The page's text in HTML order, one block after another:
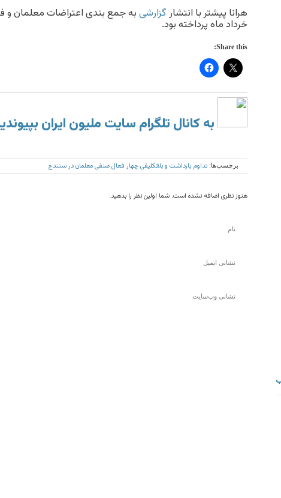
هرانا پیشتر با انتشار گزارشی
خرداد ماه پرداخته بود.
Share this:
به کانال تلگرام سایت ملیون ایران
برچسب‌ها: تداوم بازداشت و بلاتکلیفی چهار فعال صنفی معلمان در سنندج
هنوز نظری اضافه نشده است. شما اولین نظر را بدهید.